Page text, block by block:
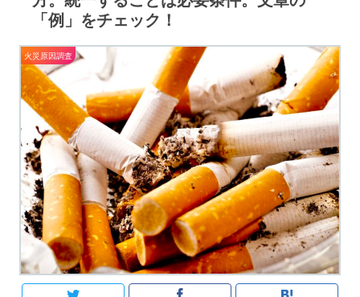
「例」をチェック！
火災原因調査